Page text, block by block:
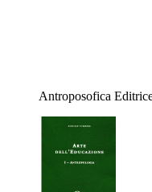
Antroposofica